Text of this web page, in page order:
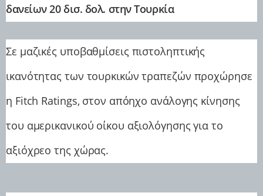
δανείων 20 δισ. δολ. στην Τουρκία
Σε μαζικές υποβαθμίσεις πιστοληπτικής
ικανότητας των τουρκικών τραπεζών προχώρησε
η Fitch Ratings, στον απόηχο ανάλογης κίνησης
του αμερικανικού οίκου αξιολόγησης για το
αξιόχρεο της χώρας.